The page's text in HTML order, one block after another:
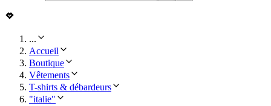
...
Accueil
Boutique
Vêtements
T-shirts & débardeurs
"italie"